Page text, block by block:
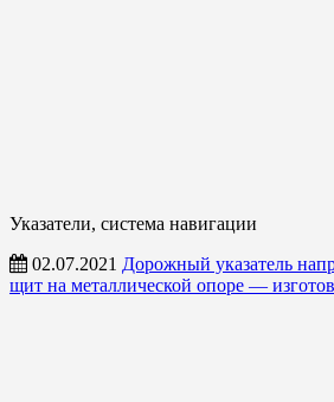
Указатели, система навигации
02.07.2021 Дорожный указатель
щит на металлической опоре —